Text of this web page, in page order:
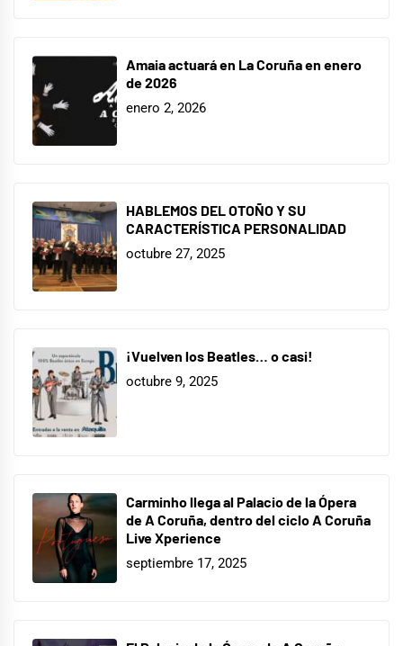
Amaia actuará en La Coruña en enero
de 2026
enero 2, 2026
HABLEMOS DEL OTOÑO Y SU
CARACTERÍSTICA PERSONALIDAD
octubre 27, 2025
¡Vuelven los Beatles… o casi!
octubre 9, 2025
Carminho llega al Palacio de la Ópera
de A Coruña, dentro del ciclo A Coruña
Live Xperience
septiembre 17, 2025